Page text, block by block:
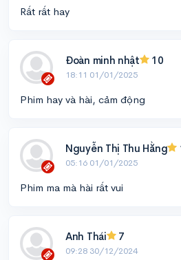
Rất rất hay
Đoàn minh nhật 10
18:11 01/01/2025
Phim hay và hài, cảm động
Nguyễn Thị Thu Hằng
05:16 01/01/2025
Phim ma mà hài rất vui
Anh Thái 7
09:28 30/12/2024